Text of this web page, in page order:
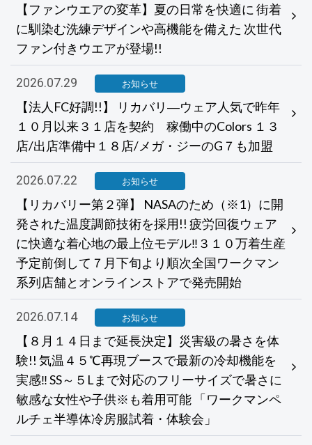
【ファンウエアの変革】夏の日常を快適に 街着
に馴染む洗練デザインや高機能を備えた 次世代
ファン付きウエアが登場!!
2026.07.29 お知らせ
【法人FC好調!!】 リカバリ―ウェア人気で昨年
１０月以来３１店を契約 稼働中のColors １３
店/出店準備中１８店/メガ・ジーのG７も加盟
2026.07.22 お知らせ
【リカバリー第２弾】 NASAのため（※1）に開
発された温度調節技術を採用!! 疲労回復ウェア
に快適な着心地の最上位モデル‼３１０万着生産
予定前倒して７月下旬より順次全国ワークマン
系列店舗とオンラインストアで発売開始
2026.07.14 お知らせ
【８月１４日まで延長決定】災害級の暑さを体
験!! 気温４５℃再現ブースで最新の冷却機能を
実感‼ SS～５Lまで対応のフリーサイズで暑さに
敏感な女性や子供※も着用可能 「ワークマンペ
ルチェ半導体冷房服試着・体験会」